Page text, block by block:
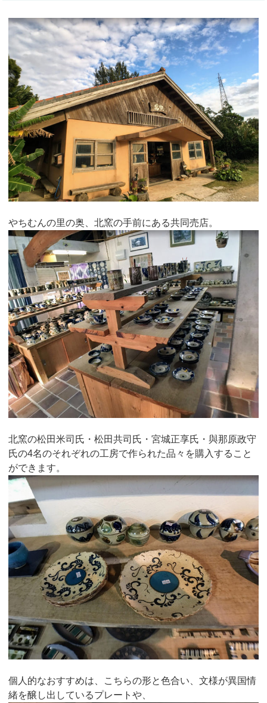
やちむんの里の奥、北窯の手前にある共同売店。
北窯の松田米司氏・松田共司氏・宮城正享氏・與那原政守
氏の4名のそれぞれの工房で作られた品々を購入すること
ができます。
個人的なおすすめは、こちらの形と色合い、文様が異国情
緒を醸し出しているプレートや、